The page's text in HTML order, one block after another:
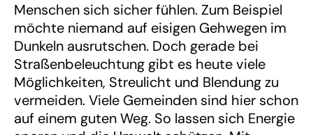
Menschen sich sicher fühlen. Zum Beispiel
möchte niemand auf eisigen Gehwegen im
Dunkeln ausrutschen. Doch gerade bei
Straßenbeleuchtung gibt es heute viele
Möglichkeiten, Streulicht und Blendung zu
vermeiden. Viele Gemeinden sind hier schon
auf einem guten Weg. So lassen sich Energie